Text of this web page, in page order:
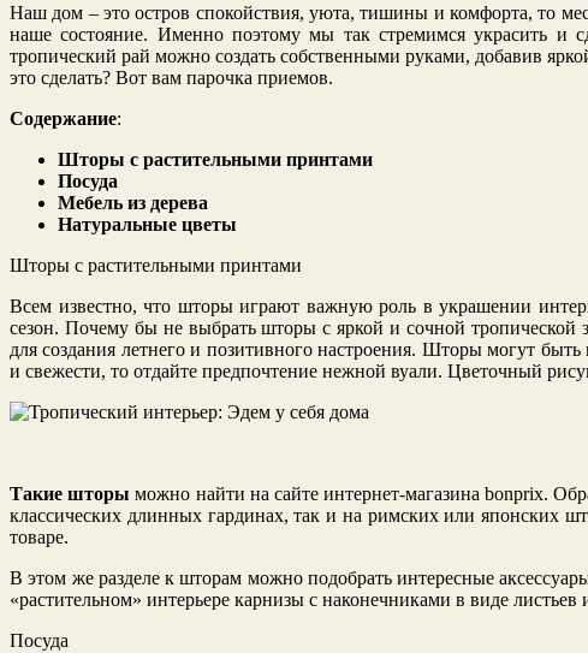
Наш дом – это остров спокойствия, уюта, тишины и комфорта, то
наше состояние. Именно поэтому мы так стремимся украсить и
тропический рай можно создать собственными руками, добавив
это сделать? Вот вам парочка приемов.
Содержание:
Шторы с растительными принтами
Посуда
Мебель из дерева
Натуральные цветы
Шторы с растительными принтами
Всем известно, что шторы играют важную роль в украшении
сезон. Почему бы не выбрать шторы с яркой и сочной тропической
для создания летнего и позитивного настроения. Шторы могут
и свежести, то отдайте предпочтение нежной вуали. Цветочный
Такие шторы можно найти на сайте интернет-магазина bonprix.
классических длинных гардинах, так и на римских или японских
товаре.
В этом же разделе к шторам можно подобрать интересные
«растительном» интерьере карнизы с наконечниками в виде
Посуда